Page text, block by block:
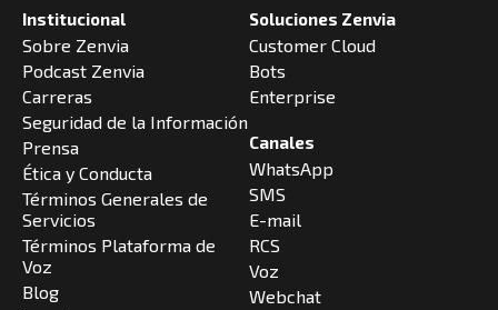
Institucional
Sobre Zenvia
Podcast Zenvia
Carreras
Seguridad de la Información
Prensa
Ética y Conducta
Términos Generales de
Servicios
Términos Plataforma de
Voz
Blog
Soluciones Zenvia
Customer Cloud
Bots
Enterprise
Canales
WhatsApp
SMS
E-mail
RCS
Voz
Webchat